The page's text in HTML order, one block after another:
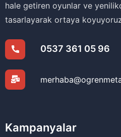
hale getiren oyunlar ve
tasarlayarak ortaya
0537 361 05 96
Kampanyalar